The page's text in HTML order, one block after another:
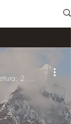
Tempo di lettura: 2 min